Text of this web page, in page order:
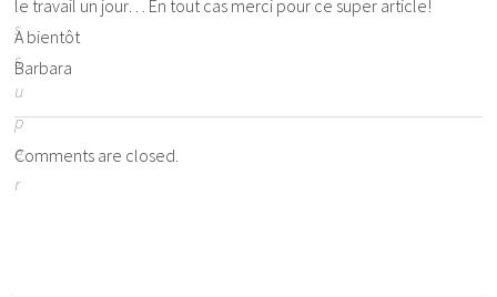
s
s
u
p
e
r
le travail un jour… En tout cas merci pour ce super article!
A bientôt
Barbara
Comments are closed.